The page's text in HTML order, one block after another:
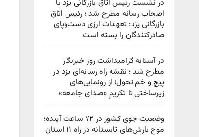
در نشست رئیس اتاق بازرگانی یزد با
اصحاب رسانه مطرح شد ؛ رئیس اتاق
بازرگانی یزد: تعهدات ارزی دست‌وپای
صادرکنندگان را بسته است
در آستانه گرامیداشت روز خبرنگار
مطرح شد ؛ نقشه راه رسانه‌ای یزد در
پیچ‌ و خم تحول؛ از رونمایی‌های
زیرساختی تا تکریمِ «صدای جامعه»
وضعیت جوی کشور در ۷۲ ساعت آینده؛
موج بارش‌های تابستانه در راه ۱۱ استان